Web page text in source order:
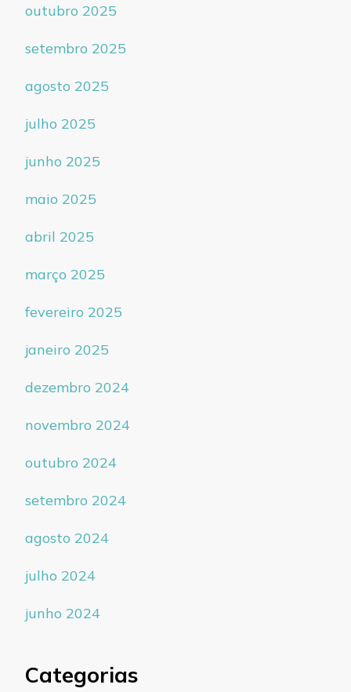
outubro 2025
setembro 2025
agosto 2025
julho 2025
junho 2025
maio 2025
abril 2025
março 2025
fevereiro 2025
janeiro 2025
dezembro 2024
novembro 2024
outubro 2024
setembro 2024
agosto 2024
julho 2024
junho 2024
Categorias